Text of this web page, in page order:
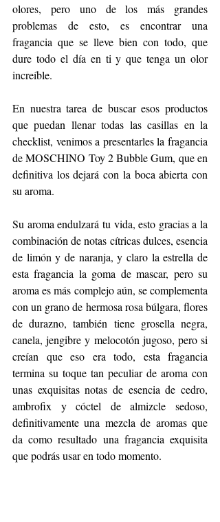
olores, pero uno de los más grandes
problemas de esto, es encontrar una
fragancia que se lleve bien con todo, que
dure todo el día en ti y que tenga un olor
increíble.
En nuestra tarea de buscar esos productos
que puedan llenar todas las casillas en la
checklist, venimos a presentarles la fragancia
de MOSCHINO Toy 2 Bubble Gum, que en
definitiva los dejará con la boca abierta con
su aroma.
Su aroma endulzará tu vida, esto gracias a la
combinación de notas cítricas dulces, esencia
de limón y de naranja, y claro la estrella de
esta fragancia la goma de mascar, pero su
aroma es más complejo aún, se complementa
con un grano de hermosa rosa búlgara, flores
de durazno, también tiene grosella negra,
canela, jengibre y melocotón jugoso, pero si
creían que eso era todo, esta fragancia
termina su toque tan peculiar de aroma con
unas exquisitas notas de esencia de cedro,
ambrofix y cóctel de almizcle sedoso,
definitivamente una mezcla de aromas que
da como resultado una fragancia exquisita
que podrás usar en todo momento.